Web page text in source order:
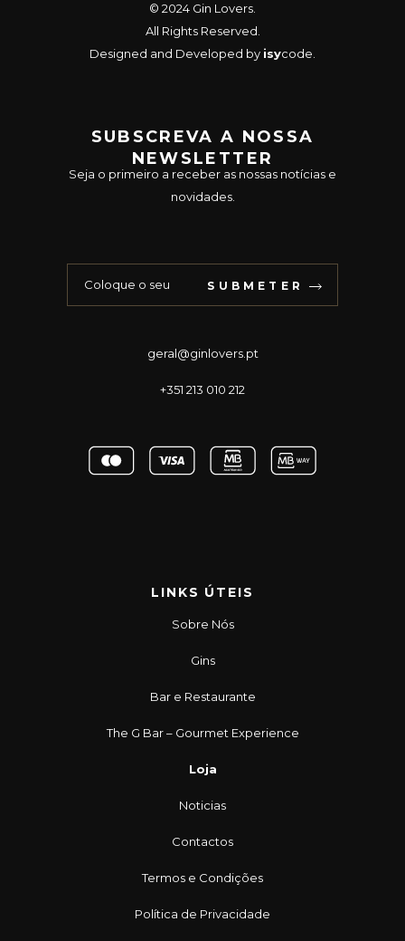
© 2024 Gin Lovers
All Rights Reserved.
Designed and Developed by isycode
SUBSCREVA A NOSSA
NEWSLETTER
Seja o primeiro a receber as nossas notícias e
novidades.
SUBMETER
geral@ginlovers.pt
+351 213 010 212
LINKS ÚTEIS
Sobre Nós
Gins
Bar e Restaurante
The G Bar – Gourmet Experience
Loja
Noticias
Contactos
Termos e Condições
Política de Privacidade